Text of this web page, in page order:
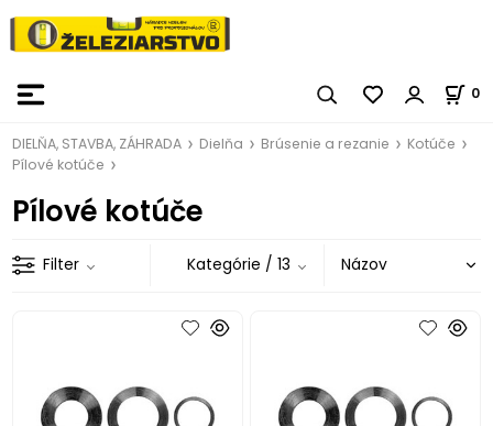
0
DIELŇA, STAVBA, ZÁHRADA Dielňa Brúsenie a rezanie
Kotúče
Pílové kotúče
Pílové kotúče
Filter Kategórie / 13